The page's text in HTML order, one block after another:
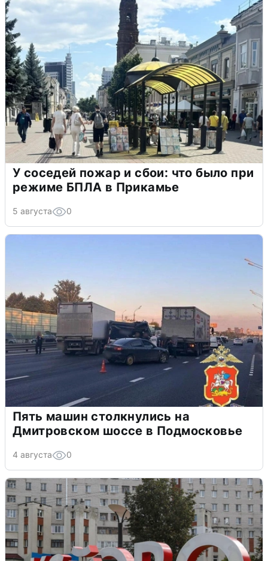
У соседей пожар и сбои: что было при
режиме БПЛА в Прикамье
5 августа 0
Пять машин столкнулись на
Дмитровском шоссе в Подмосковье
4 августа 0